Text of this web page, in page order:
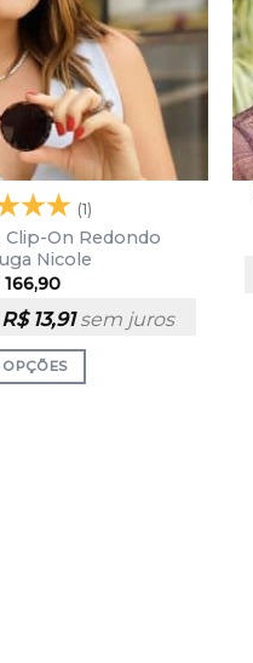
(1)
Clip-On Redondo
Nicole
166,90
R$13,91sem juros
OPÇÕES